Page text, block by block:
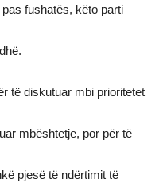
fushatës, këto parti
të diskutuar mbi prioritetet
mbështetje, por për të
pjesë të ndërtimit të